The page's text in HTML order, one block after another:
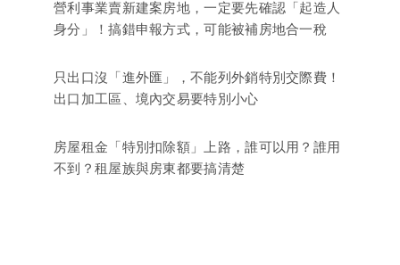
營利事業賣新建案房地，一定要先確認「起造人
身分」！搞錯申報方式，可能被補房地合一稅
只出口沒「進外匯」，不能列外銷特別交際費！
出口加工區、境內交易要特別小心
房屋租金「特別扣除額」上路，誰可以用？誰用
不到？租屋族與房東都要搞清楚